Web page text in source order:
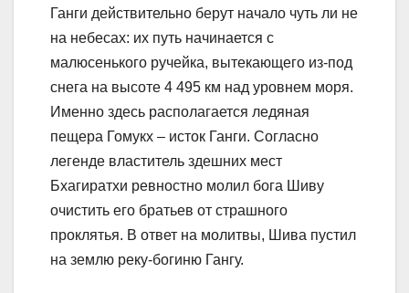
Ганги действительно берут начало чуть ли не
на небесах: их путь начинается с
малюсенького ручейка, вытекающего из-под
снега на высоте 4 495 км над уровнем моря.
Именно здесь располагается ледяная
пещера Гомукх – исток Ганги. Согласно
легенде властитель здешних мест
Бхагиратхи ревностно молил бога Шиву
очистить его братьев от страшного
проклятья. В ответ на молитвы, Шива пустил
на землю реку-богиню Гангу.